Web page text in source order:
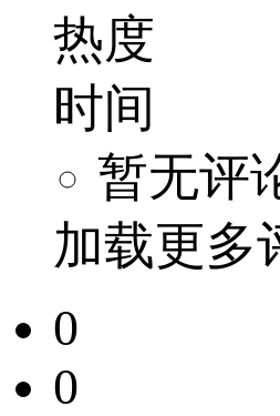
热度
时间
暂无评
加载更多
0
0